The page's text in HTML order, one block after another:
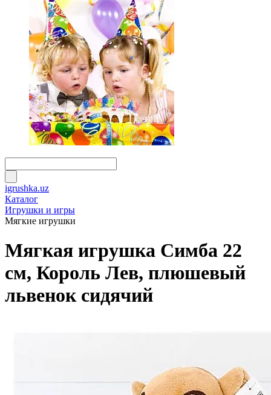
igrushka.uz
Каталог
Игрушки и игры
Мягкие игрушки
Мягкая игрушка Симба 22
см, Король Лев, плюшевый
львенок сидячий